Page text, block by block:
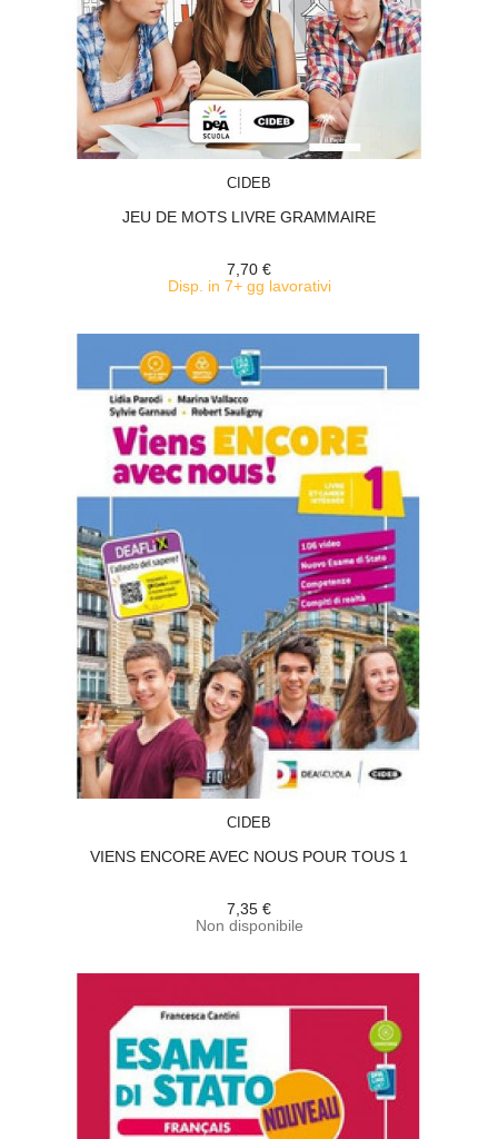
CIDEB
JEU DE MOTS LIVRE GRAMMAIRE
7,70 €
Disp. in 7+ gg lavorativi
CIDEB
VIENS ENCORE AVEC NOUS POUR TOUS 1
7,35 €
Non disponibile